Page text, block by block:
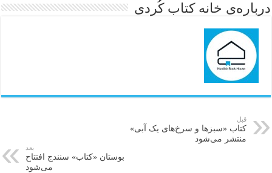
درباره‌ی خانه کتاب کُردی
قبل
کتاب «سبزها و سرخ‌های یک آبی»
منتشر می‌شود
بعد
بوستان «کتاب» سنندج افتتاح
می‌شود